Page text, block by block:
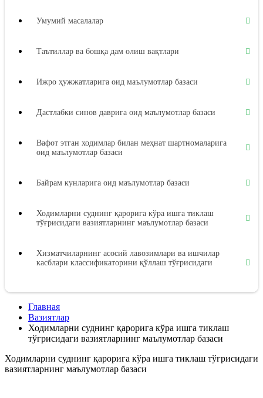
Умумий масалалар
Таътиллар ва бошқа дам олиш вақтлари
Ижро ҳужжатларига оид маълумотлар базаси
Дастлабки синов даврига оид маълумотлар базаси
Вафот этган ходимлар билан меҳнат шартномаларига
оид маълумотлар базаси
Байрам кунларига оид маълумотлар базаси
Ходимларни суднинг қарорига кўра ишга тиклаш
тўғрисидаги вазиятларнинг маълумотлар базаси
Хизматчиларнинг асосий лавозимлари ва ишчилар
касблари классификаторини қўллаш тўғрисидаги
тўғрисидаги вазиятларнинг маълумотлар базаси
Иш берувчидан зарарни ундиришга оид маълумотлар
Главная
Вазиятлар
Ходимларни суднинг қарорига кўра ишга тиклаш
тўғрисидаги вазиятларнинг маълумотлар базаси
Ходимларни суднинг қарорига кўра ишга тиклаш тўғрисидаги
вазиятларнинг маълумотлар базаси